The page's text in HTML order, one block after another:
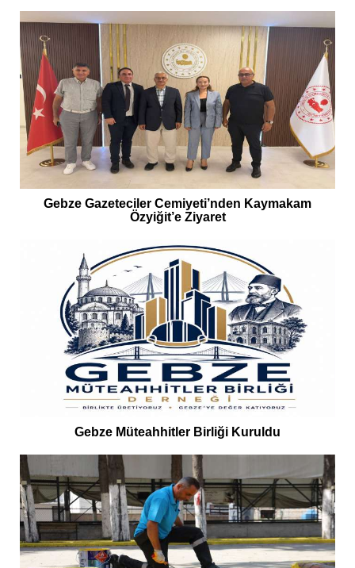
Gebze Gazeteciler Cemiyeti’nden Kaymakam
Özyiğit’e Ziyaret
Gebze Müteahhitler Birliği Kuruldu